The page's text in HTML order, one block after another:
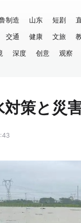
制造 山东 短剧
交通 健康 文旅
深度 创意 观察
策と災